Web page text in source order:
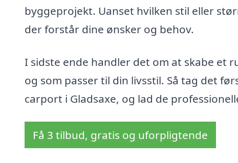
byggeprojekt. Uanset hvilken stil eller
der forstår dine ønsker og behov.
I sidste ende handler det om at skabe et
og som passer til din livsstil. Så tag det
carport i Gladsaxe, og lad de
Få 3 tilbud, gratis og uforpligtende